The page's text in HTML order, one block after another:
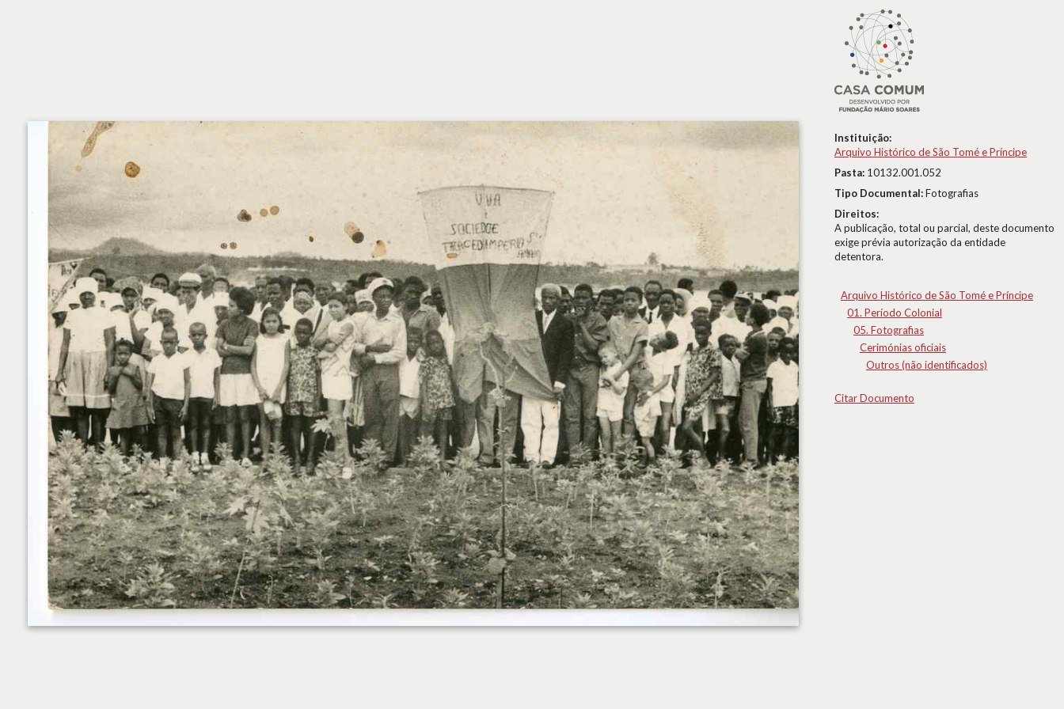
Instituição:
Arquivo Histórico de São Tomé e Príncipe
Pasta: 10132.001.052
Tipo Documental:Fotografias
Direitos:
A publicação, total ou parcial, deste documento
exige prévia autorização da entidade
detentora.
Arquivo Histórico de São Tomé e Príncipe
01. Período Colonial
05. Fotografias
Cerimónias oficiais
Outros (não identificados)
Citar Documento